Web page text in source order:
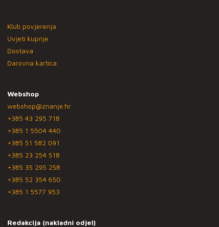
Klub povjerenja
Uvjeti kupnje
Dostava
Darovna kartica
Webshop
webshop@znanje.hr
+385 43 295 718
+385 1 5504 440
+385 51 582 091
+385 23 254 518
+385 35 295 258
+385 52 354 650
+385 1 5577 953
Redakcija (nakladni odjel)